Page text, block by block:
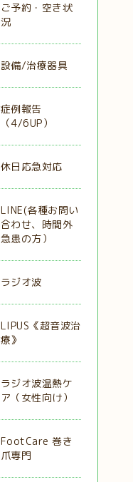
ご予約・空き状
況
設備/治療器具
症例報告
（4/6UP）
休日応急対応
LINE(各種お問い
合わせ、時間外
急患の方）
ラジオ波
LIPUS《超音波治
療》
ラジオ波温熱ケ
ア（女性向け）
FootCare 巻き
爪専門